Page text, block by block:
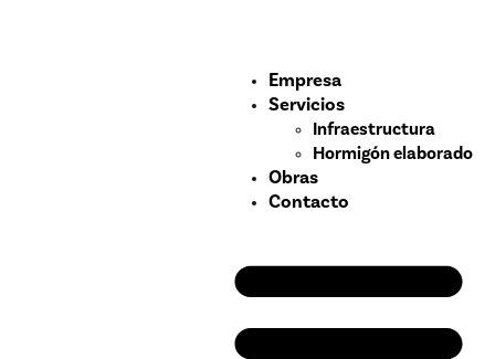
Empresa
Servicios
Infraestructura
Hormigón elaborado
Obras
Contacto